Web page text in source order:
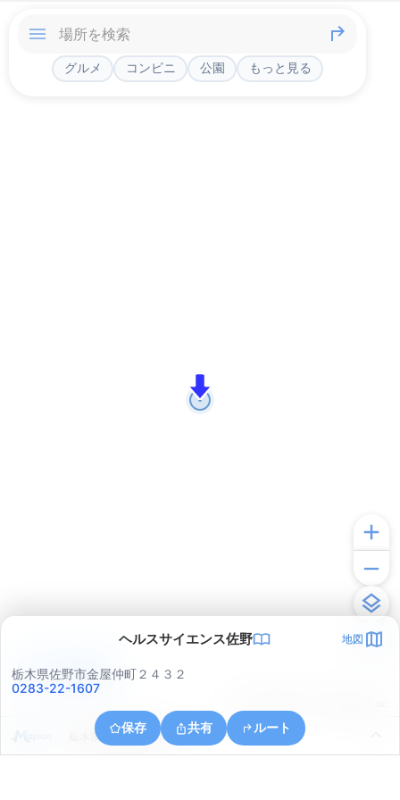
グルメ コンビニ 公園 もっと見る
ヘルスサイエンス佐野 地図
栃木県佐野市金屋仲町２４３２
0283-22-1607
保存 共有 ルート
栃木県佐野市船津川町
アプリで見る